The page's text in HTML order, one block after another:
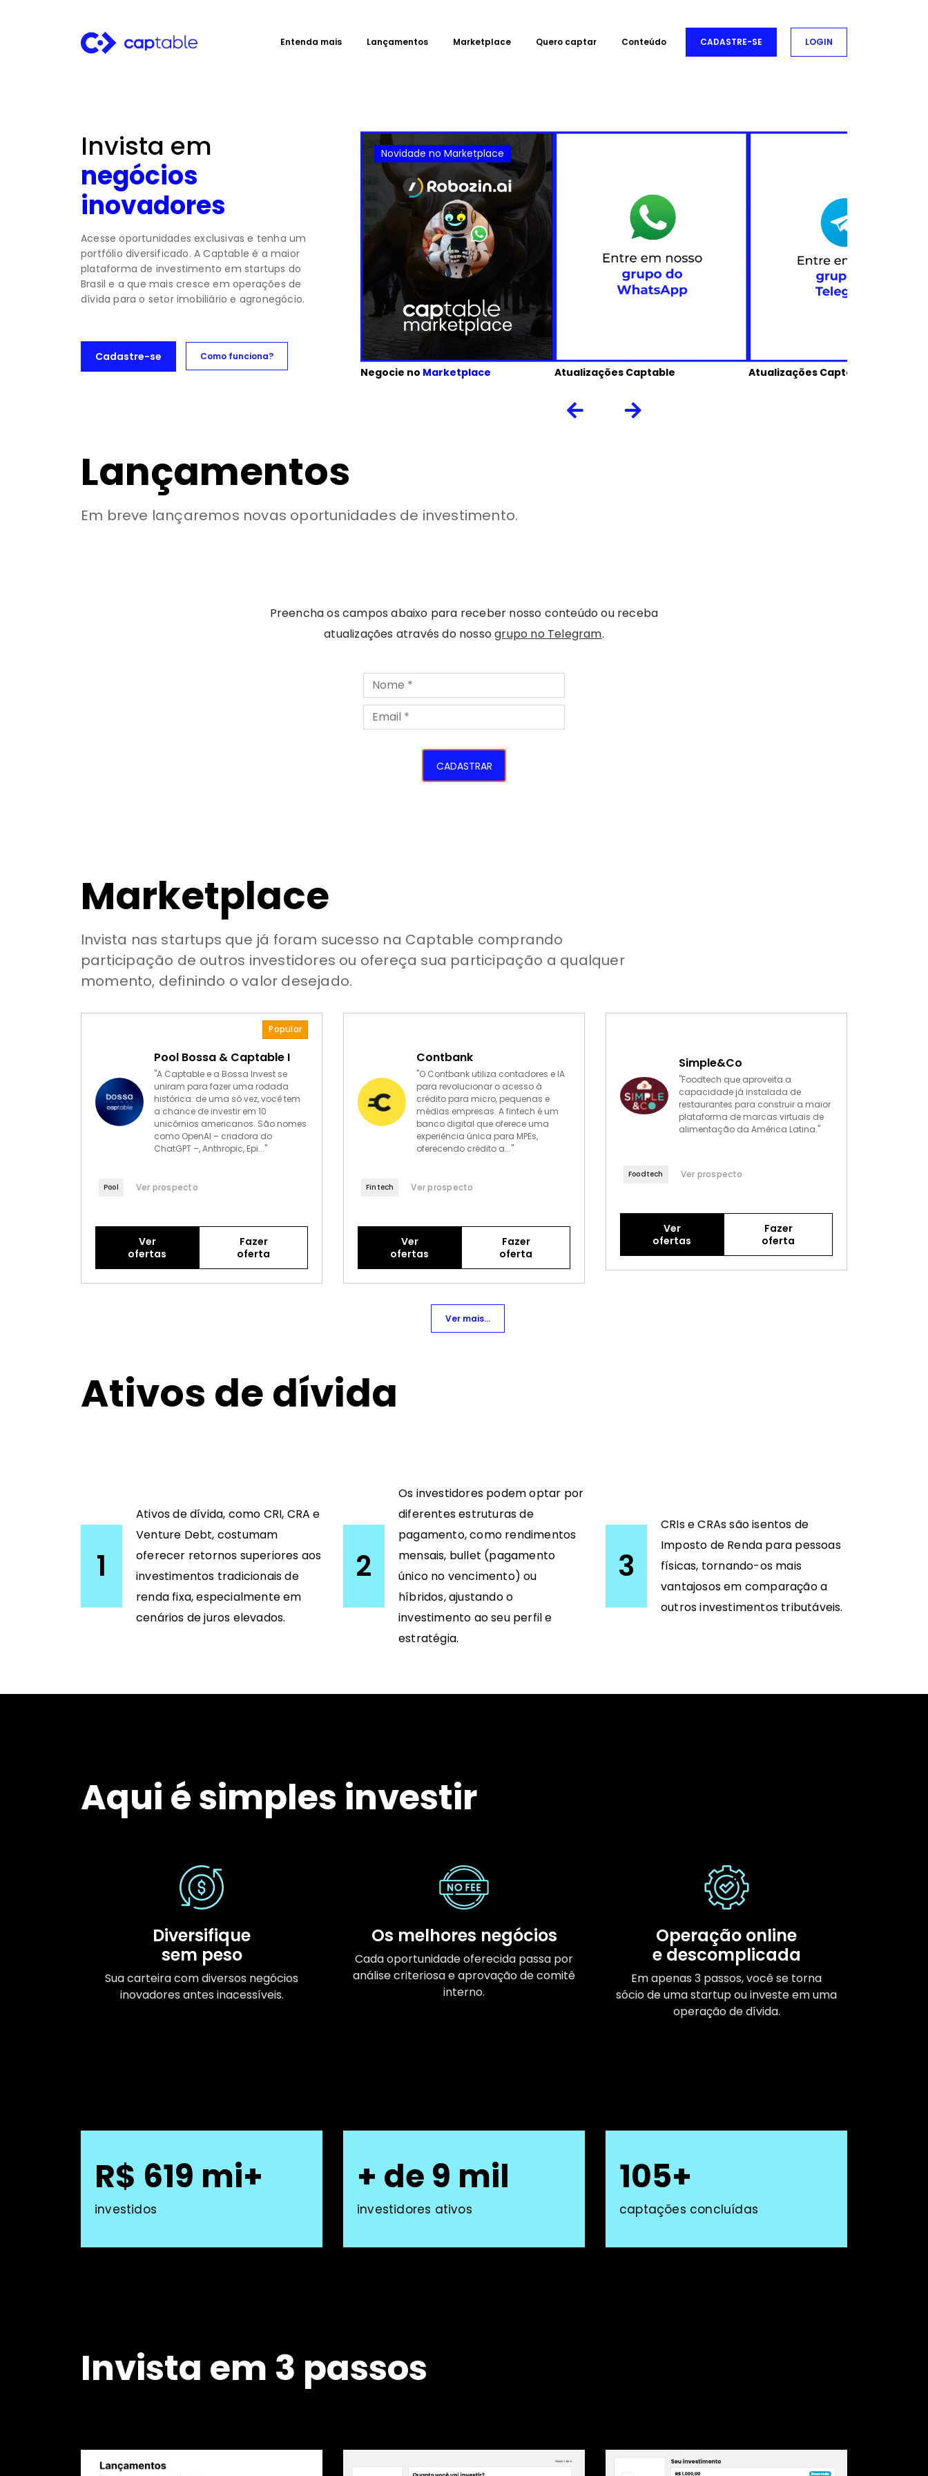
Entenda mais Lançamentos Marketplace Quero captar Conteúdo CADASTRE-SE LOGIN
Invista em
negócios
inovadores
Acesse oportunidades exclusivas e tenha um
portfólio diversificado. A Captable é a maior
plataforma de investimento em startups do
Brasil e a que mais cresce em operações de
dívida para o setor imobiliário e agronegócio.
Cadastre-se Como funciona?
Captable Captable Marketplace
Novidade no Marketplace
Negocie no Marketplace Atualizações Captable Atualizações Captable
Lançamentos
Em breve lançaremos novas oportunidades de investimento.
Preencha os campos abaixo para receber nosso conteúdo ou receba
atualizações através do nossogrupo no Telegram.
CADASTRAR
Marketplace
Invista nas startups que já foram sucesso na Captable comprando
participação de outros investidores ou ofereça sua participação a qualquer
momento, definindo o valor desejado.
Popular
Pool Bossa & Captable I
"A Captable e a Bossa Invest se
uniram para fazer uma rodada
histórica: de uma só vez, você tem
a chance de investir em 10
unicórnios americanos. São nomes
como OpenAI – criadora do
ChatGPT –, Anthropic, Epi..."
Pool Ver prospecto
Ver
ofertas
Fazer
oferta
Contbank
"O Contbank utiliza contadores e IA
para revolucionar o acesso à
crédito para micro, pequenas e
médias empresas. A fintech é um
banco digital que oferece uma
experiência única para MPEs,
oferecendo crédito a..."
Fintech Ver prospecto
Ver
ofertas
Fazer
oferta
Simple&Co
"Foodtech que aproveita a
capacidade já instalada de
restaurantes para construir a maior
plataforma de marcas virtuais de
alimentação da América Latina."
Foodtech Ver prospecto
Ver
ofertas
Fazer
oferta
Ver mais...
Ativos de dívida
1
Ativos de dívida, como CRI, CRA e
Venture Debt, costumam
oferecer retornos superiores aos
investimentos tradicionais de
renda fixa, especialmente em
cenários de juros elevados.
2
Os investidores podem optar por
diferentes estruturas de
pagamento, como rendimentos
mensais, bullet (pagamento
único no vencimento) ou
híbridos, ajustando o
investimento ao seu perfil e
estratégia.
3
CRIs e CRAs são isentos de
Imposto de Renda para pessoas
físicas, tornando-os mais
vantajosos em comparação a
outros investimentos tributáveis.
Aqui é simples investir
Diversifique
sem peso
Sua carteira com diversos negócios
inovadores antes inacessíveis.
Os melhores negócios
Cada oportunidade oferecida passa por
análise criteriosa e aprovação de comitê
interno.
Operação online
e descomplicada
Em apenas 3 passos, você se torna
sócio de uma startup ou investe em uma
operação de dívida.
R$ 619 mi+
investidos
+ de 9 mil
investidores ativos
105+
captações concluídas
Invista em 3 passos